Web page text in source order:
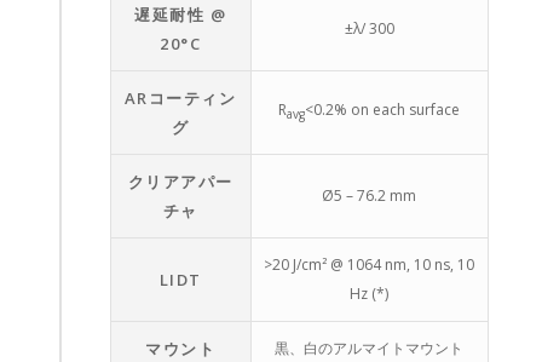
遅延耐性 @
20°C
±λ/ 300
ARコーティン
グ
Ravg<0.2% on each surface
クリアアパー
チャ
Ø5 – 76.2 mm
LIDT
>20 J/cm² @ 1064 nm, 10 ns, 10
Hz (*)
マウント 黒、白のアルマイトマウント